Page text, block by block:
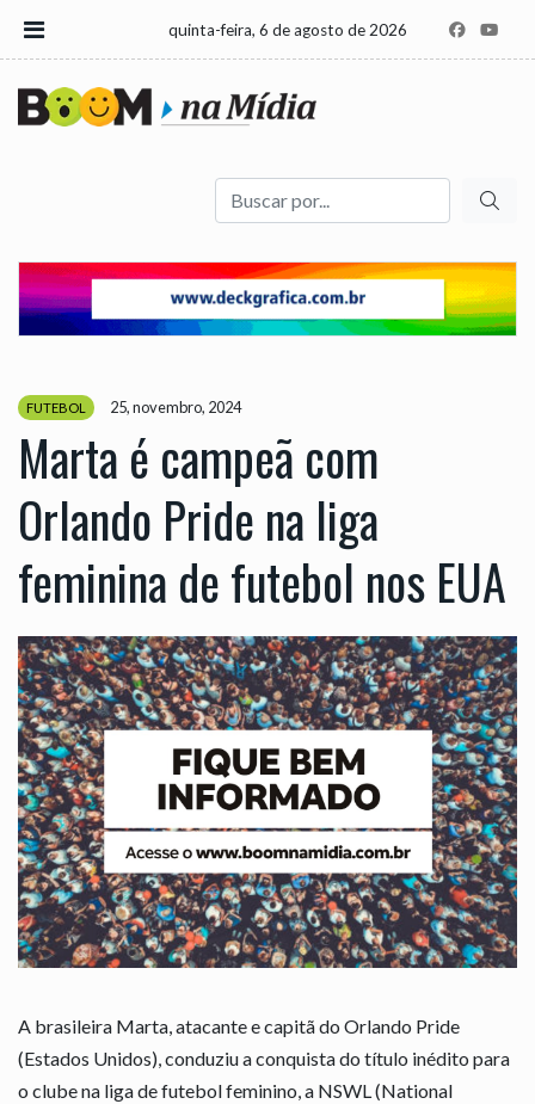
quinta-feira, 6 de agosto de 2026
Buscar
FUTEBOL 25, novembro, 2024
Marta é campeã com
Orlando Pride na liga
feminina de futebol nos EUA
A brasileira Marta, atacante e capitã do Orlando Pride
(Estados Unidos), conduziu a conquista do título inédito para
o clube na liga de futebol feminino, a NSWL (National